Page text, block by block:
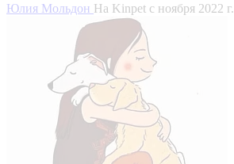
Юлия Мольдон На Kinpet c ноября 2022 г.